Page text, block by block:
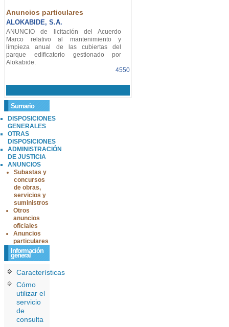
Anuncios particulares
ALOKABIDE, S.A.
ANUNCIO de licitación del Acuerdo
Marco relativo al mantenimiento y
limpieza anual de las cubiertas del
parque edificatorio gestionado por
Alokabide.
4550
Sumario
DISPOSICIONES
GENERALES
OTRAS
DISPOSICIONES
ADMINISTRACIÓN
DE JUSTICIA
ANUNCIOS
Subastas y
concursos
de obras,
servicios y
suministros
Otros
anuncios
oficiales
Anuncios
particulares
Información
general
Características
Cómo
utilizar el
servicio
de
consulta